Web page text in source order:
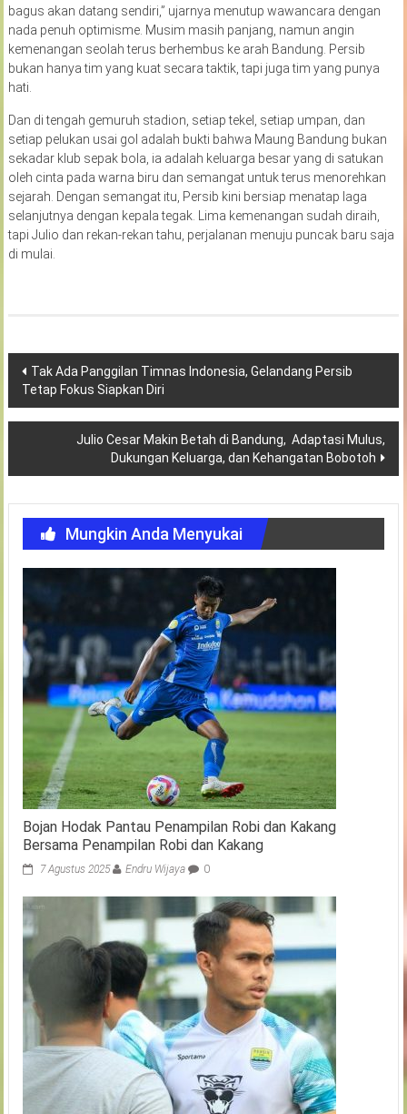
bagus akan datang sendiri,” ujarnya menutup wawancara dengan
nada penuh optimisme. Musim masih panjang, namun angin
kemenangan seolah terus berhembus ke arah Bandung. Persib
bukan hanya tim yang kuat secara taktik, tapi juga tim yang punya
hati.
Dan di tengah gemuruh stadion, setiap tekel, setiap umpan, dan
setiap pelukan usai gol adalah bukti bahwa Maung Bandung bukan
sekadar klub sepak bola, ia adalah keluarga besar yang di satukan
oleh cinta pada warna biru dan semangat untuk terus menorehkan
sejarah. Dengan semangat itu, Persib kini bersiap menatap laga
selanjutnya dengan kepala tegak. Lima kemenangan sudah diraih,
tapi Julio dan rekan-rekan tahu, perjalanan menuju puncak baru saja
di mulai.
Navigasi
pos
Tak Ada Panggilan Timnas Indonesia, Gelandang Persib
Tetap Fokus Siapkan Diri
Julio Cesar Makin Betah di Bandung, Adaptasi Mulus,
Dukungan Keluarga, dan Kehangatan Bobotoh
Mungkin Anda Menyukai
Bojan Hodak Pantau Penampilan Robi dan Kakang
Bersama Penampilan Robi dan Kakang
7 Agustus 2025 Endru Wijaya 0